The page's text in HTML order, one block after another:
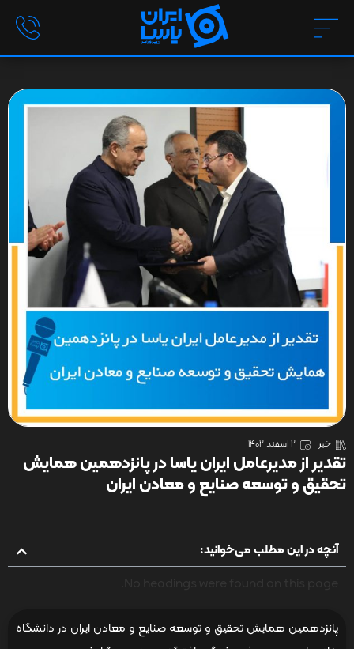
خبر 2 اسفند 1402
تقدیر از مدیرعامل ایران یاسا در پانزدهمین همایش
تحقیق و توسعه صنایع و معادن ایران
آنچه در این مطلب می‌خوانید:
پانزدهمین همایش تحقیق و توسعه صنایع و معادن ایران در دانشگاه